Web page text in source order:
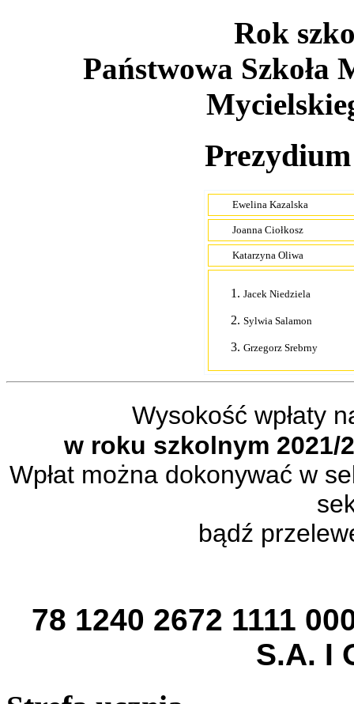
Rok
Państwowa
Ewelina Kazalska
Joanna Ciołkosz
Katarzyna Oliwa
Jacek Niedziela
Sylwia Salamon
Grzegorz Srebrny
Wysokość wpłaty
w roku szkolnym 2021/
Wpłat można dokonywać w
bądź
78 1240 2672 1111
S.A. I